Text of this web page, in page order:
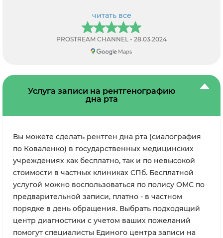
читать все
PROSTREAM CHANNEL - 28.03.2024
Услуга записи на рентгенографию
дна рта
Вы можете сделать рентген дна рта (сиалография
по Коваленко) в государственных медицинских
учреждениях как бесплатно, так и по невысокой
стоимости в частных клиниках СПб. Бесплатной
услугой можно воспользоваться по полису ОМС по
предварительной записи, платно - в частном
порядке в день обращения. Выбрать подходящий
центр диагностики с учетом ваших пожеланий
помогут специалисты Единого центра записи на